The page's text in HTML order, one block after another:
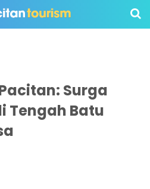
Surga
Tengah Batu